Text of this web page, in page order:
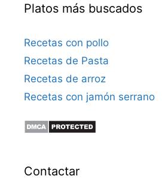
Platos más buscados
Recetas con pollo
Recetas de Pasta
Recetas de arroz
Recetas con jamón serrano
Contactar